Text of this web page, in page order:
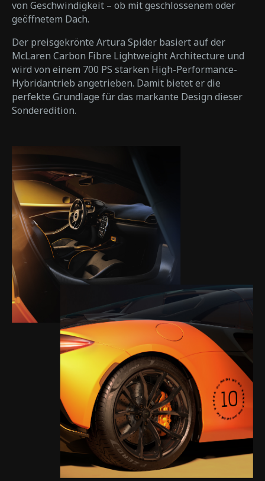
von Geschwindigkeit – ob mit geschlossenem oder
geöffnetem Dach.
Der preisgekrönte Artura Spider basiert auf der
McLaren Carbon Fibre Lightweight Architecture und
wird von einem 700 PS starken High-Performance-
Hybridantrieb angetrieben. Damit bietet er die
perfekte Grundlage für das markante Design dieser
Sonderedition.